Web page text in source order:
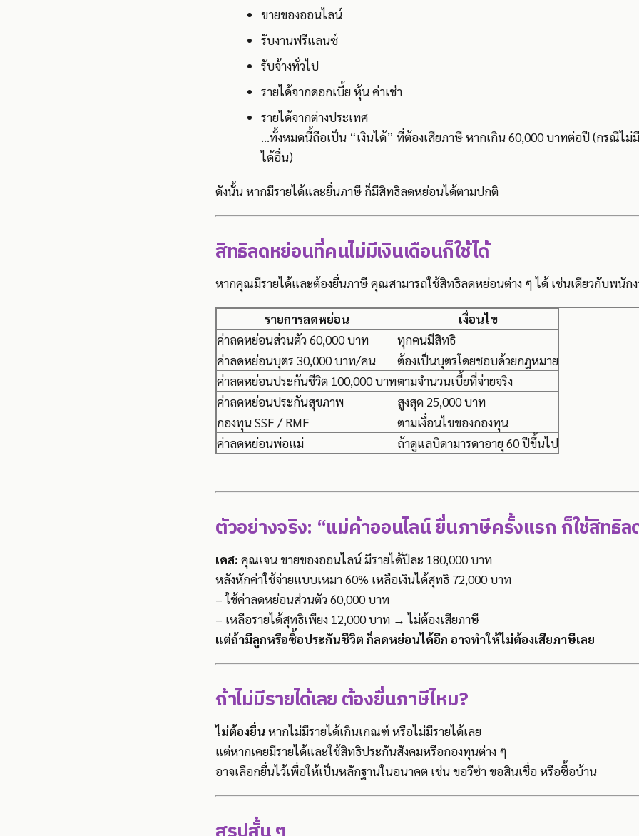
ขายของออนไลน์
รับงานฟรีแลนซ์
รับจ้างทั่วไป
รายได้จากดอกเบี้ย หุ้น ค่าเช่า
รายได้จากต่างประเทศ
…ทั้งหมดนี้ถือเป็น “เงินได้” ที่ต้องเสียภาษี หากเกิน 60,000 บาทต่อปี (กรณีไม่
ได้อื่น)
ดังนั้น หากมีรายได้และยื่นภาษี ก็มีสิทธิลดหย่อนได้ตามปกติ
สิทธิลดหย่อนที่คนไม่มีเงินเดือนก็ใช้ได้
หากคุณมีรายได้และต้องยื่นภาษี คุณสามารถใช้สิทธิลดหย่อนต่าง ๆ ได้ เช่นเดียวกับพนักง
รายการลดหย่อน
เงื่อนไข
ค่าลดหย่อนส่วนตัว 60,000 บาท
ทุกคนมีสิทธิ
ค่าลดหย่อนบุตร 30,000 บาท/คน
ต้องเป็นบุตรโดยชอบด้วยกฎหมาย
ค่าลดหย่อนประกันชีวิต 100,000 บาทตามจำนวนเบี้ยที่จ่ายจริง
ค่าลดหย่อนประกันสุขภาพ
สูงสุด 25,000 บาท
กองทุน SSF / RMF
ตามเงื่อนไขของกองทุน
ค่าลดหย่อนพ่อแม่
ถ้าดูแลบิดามารดาอายุ 60 ปีขึ้นไป
ตัวอย่างจริง: “แม่ค้าออนไลน์ ยื่นภาษีครั้งแรก ก็ใช้สิทธิล
เคส: คุณเจน ขายของออนไลน์ มีรายได้ปีละ 180,000 บาท
หลังหักค่าใช้จ่ายแบบเหมา 60% เหลือเงินได้สุทธิ 72,000 บาท
– ใช้ค่าลดหย่อนส่วนตัว 60,000 บาท
– เหลือรายได้สุทธิเพียง 12,000 บาท → ไม่ต้องเสียภาษี
แต่ถ้ามีลูกหรือซื้อประกันชีวิต ก็ลดหย่อนได้อีก อาจทำให้ไม่ต้องเสียภาษีเลย
ถ้าไม่มีรายได้เลย ต้องยื่นภาษีไหม?
ไม่ต้องยื่น หากไม่มีรายได้เกินเกณฑ์ หรือไม่มีรายได้เลย
แต่หากเคยมีรายได้และใช้สิทธิประกันสังคมหรือกองทุนต่าง ๆ
อาจเลือกยื่นไว้เพื่อให้เป็นหลักฐานในอนาคต เช่น ขอวีซ่า ขอสินเชื่อ หรือซื้อบ้าน